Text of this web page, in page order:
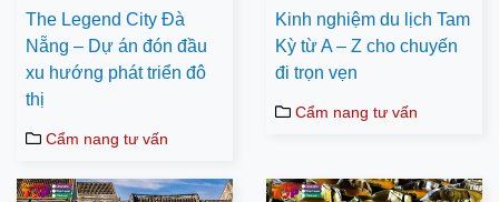
The Legend City Đà
Nẵng – Dự án đón đầu
xu hướng phát triển đô
thị
Cẩm nang tư vấn
Kinh nghiệm du lịch Tam
Kỳ từ A – Z cho chuyến
đi trọn vẹn
Cẩm nang tư vấn